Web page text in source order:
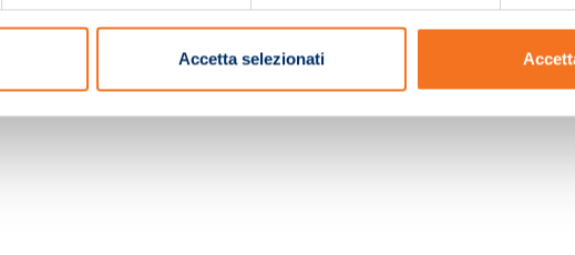
Accetta selezionati